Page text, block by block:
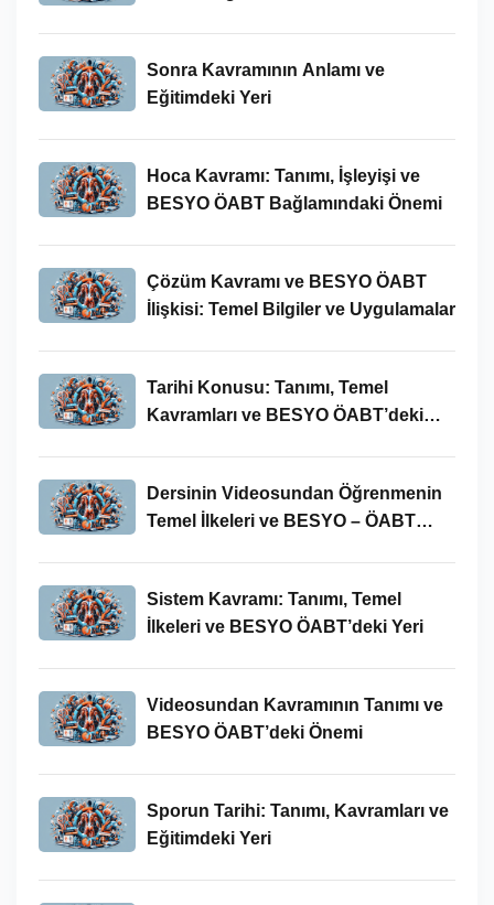
Sonra Kavramının Anlamı ve
Eğitimdeki Yeri
Hoca Kavramı: Tanımı, İşleyişi ve
BESYO ÖABT Bağlamındaki Önemi
Çözüm Kavramı ve BESYO ÖABT
İlişkisi: Temel Bilgiler ve Uygulamalar
Tarihi Konusu: Tanımı, Temel
Kavramları ve BESYO ÖABT’deki
Dersinin Videosundan Öğrenmenin
Temel İlkeleri ve BESYO – ÖABT
Sistem Kavramı: Tanımı, Temel
İlkeleri ve BESYO ÖABT’deki Yeri
Videosundan Kavramının Tanımı ve
BESYO ÖABT’deki Önemi
Sporun Tarihi: Tanımı, Kavramları ve
Eğitimdeki Yeri